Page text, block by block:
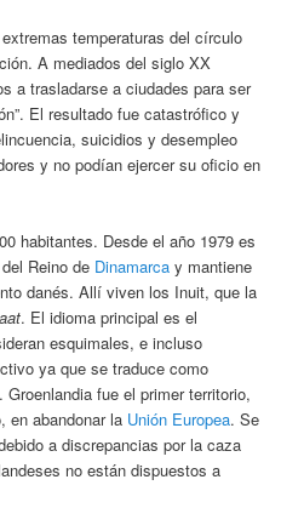
temperaturas del círculo
A mediados del siglo XX
a trasladarse a ciudades para ser
El resultado fue catastrófico y
suicidios y desempleo
y no podían ejercer su oficio en
habitantes. Desde el año 1979 es
Reino de Dinamarca y mantiene
danés. Allí viven los Inuit, que la
. El idioma principal es el
esquimales, e incluso
ya que se traduce como
Groenlandia fue el primer territorio,
en abandonar la Unión Europea. Se
a discrepancias por la caza
no están dispuestos a